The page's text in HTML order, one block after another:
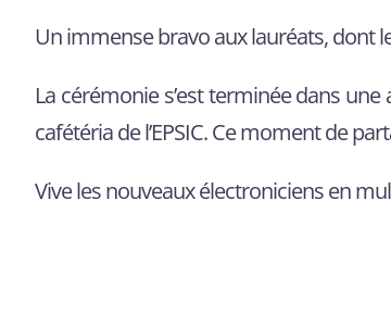
Un immense bravo aux lauréats, dont
La cérémonie s’est terminée dans
cafétéria de l’EPSIC. Ce moment de
Vive les nouveaux électroniciens en